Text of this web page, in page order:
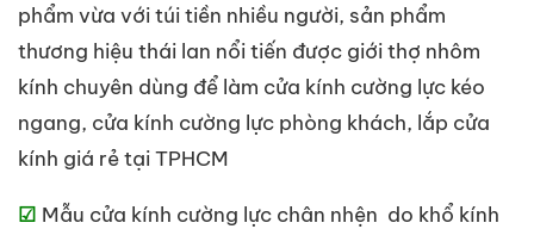
phẩm vừa với túi tiền nhiều người, sản phẩm
thương hiệu thái lan nổi tiến được giới thợ nhôm
kính chuyên dùng để làm cửa kính cường lực kéo
ngang, cửa kính cường lực phòng khách, lắp cửa
kính giá rẻ tại TPHCM
☑ Mẫu cửa kính cường lực chân nhện do khổ kính